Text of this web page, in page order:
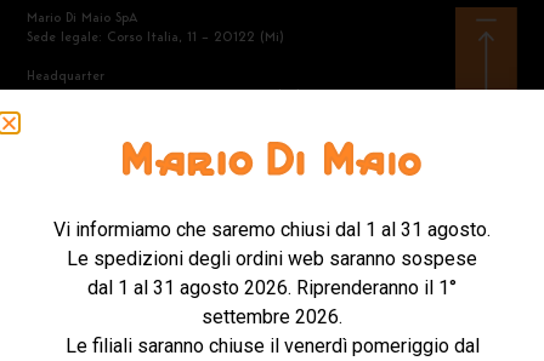
Mario Di Maio SpA
Sede legale: Corso Italia, 11 – 20122 (Mi)
Headquarter
Via A.Manzoni, 40 – 21040 Gerenzano (Va)
Mail: contattishop@mariodimaio.com
Mario Di Maio SpA – Codice Destinatario SDI: 8KI81S6 – Codice
fiscale e Partita Iva 04628430151 – Capitale Sociale
Vi informiamo che saremo chiusi dal 1 al 31 agosto.
Le spedizioni degli ordini web saranno sospese
dal 1 al 31 agosto 2026. Riprenderanno il 1°
settembre 2026.
Le filiali saranno chiuse il venerdì pomeriggio dal